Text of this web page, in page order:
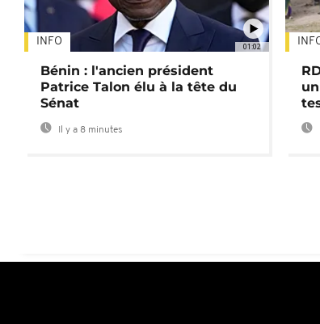
01:02
INFO
Bénin : l'ancien président
Patrice Talon élu à la tête du
Sénat
Il y a 8 minutes